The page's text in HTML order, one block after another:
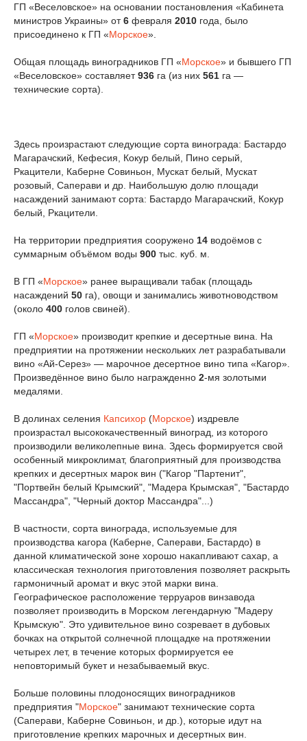
ГП «Веселовское» на основании постановления «Кабинета
министров Украины» от6 февраля 2010 года, было
присоединено к ГП «Морское».
Общая площадь виноградников ГП «Морское» и бывшего ГП
«Веселовское» составляет936 га (из них 561 га —
технические сорта).
Здесь произрастают следующие сорта винограда: Бастардо
Магарачский, Кефесия, Кокур белый, Пино серый,
Ркацители, Каберне Совиньон, Мускат белый, Мускат
розовый, Саперави и др. Наибольшую долю площади
насаждений занимают сорта: Бастардо Магарачский, Кокур
белый, Ркацители.
На территории предприятия сооружено 14 водоёмов с
суммарным объёмом воды 900 тыс. куб. м.
В ГП «Морское» ранее выращивали табак (площадь
насаждений 50 га), овощи и занимались животноводством
(около 400 голов свиней).
ГП «Морское» производит крепкие и десертные вина. На
предприятии на протяжении нескольких лет разрабатывали
вино «Ай-Серез» — марочное десертное вино типа «Кагор».
Произведённое вино было награжденно 2-мя золотыми
медалями.
В долинах селения Капсихор (Морское) издревле
произрастал высококачественный виноград, из которого
производили великолепные вина. Здесь формируется свой
особенный микроклимат, благоприятный для производства
крепких и десертных марок вин ("Кагор "Партенит",
"Портвейн белый Крымский", "Мадера Крымская", "Бастардо
Массандра", "Черный доктор Массандра"...)
В частности, сорта винограда, используемые для
производства кагора (Каберне, Саперави, Бастардо) в
данной климатической зоне хорошо накапливают сахар, а
классическая технология приготовления позволяет раскрыть
гармоничный аромат и вкус этой марки вина.
Географическое расположение терруаров винзавода
позволяет производить в Морском легендарную "Мадеру
Крымскую". Это удивительное вино созревает в дубовых
бочках на открытой солнечной площадке на протяжении
четырех лет, в течение которых формируется ее
неповторимый букет и незабываемый вкус.
Больше половины плодоносящих виноградников
предприятия "Морское" занимают технические сорта
(Саперави, Каберне Совиньон, и др.), которые идут на
приготовление крепких марочных и десертных вин.